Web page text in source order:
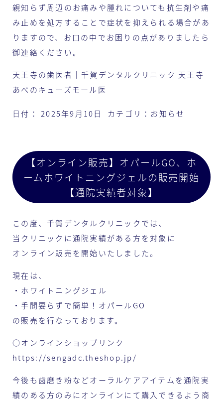
親知らず周辺のお痛みや腫れについても抗生剤や痛
み止めを処方することで症状を抑えられる場合があ
りますので、お口の中でお困りの点がありましたら
御連絡ください。
天王寺の歯医者｜千賀デンタルクリニック 天王寺
あべのキューズモール医
日付： 2025年9月10日 カテゴリ： お知らせ
【オンライン販売】オパールGO、ホ
ームホワイトニングジェルの販売開始
【通院実績者対象】
この度、千賀デンタルクリニックでは、
当クリニックに通院実績がある方を対象に
オンライン販売を開始いたしました。
現在は、
・ホワイトニングジェル
・手間要らずで簡単！オパールGO
の販売を行なっております。
○オンラインショップリンク
https://sengadc.theshop.jp/
今後も歯磨き粉などオーラルケアアイテムを通院実
績のある方のみにオンラインにて購入できるよう商